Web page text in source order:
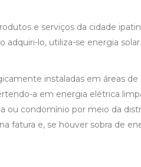
e serviços da cidade
adquiri-lo, utiliza-se energia
instaladas em áreas de
a em energia elétrica
ou condomínio por meio da
fatura e, se houver sobra de